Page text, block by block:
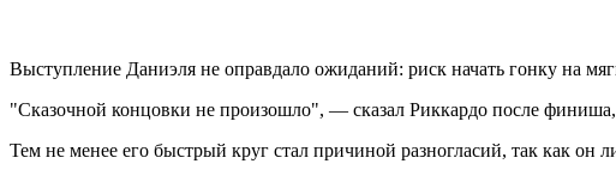
Выступление Даниэля не оправдало ожиданий: риск начать гонку на
"Сказочной концовки не произошло", — сказал Риккардо после
Тем не менее его быстрый круг стал причиной разногласий, так как он